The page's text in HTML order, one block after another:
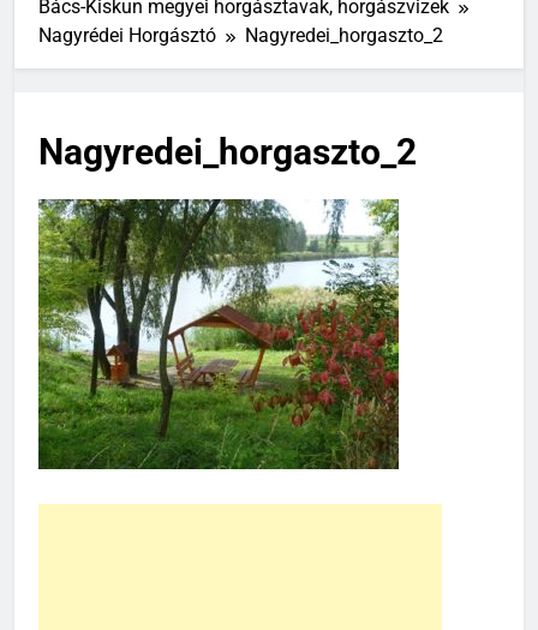
Bács-Kiskun megyei horgásztavak, horgászvizek
Nagyrédei Horgásztó
Nagyredei_horgaszto_2
Nagyredei_horgaszto_2